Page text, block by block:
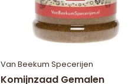
Van Beekum Specerijen
Komijnzaad Gemalen